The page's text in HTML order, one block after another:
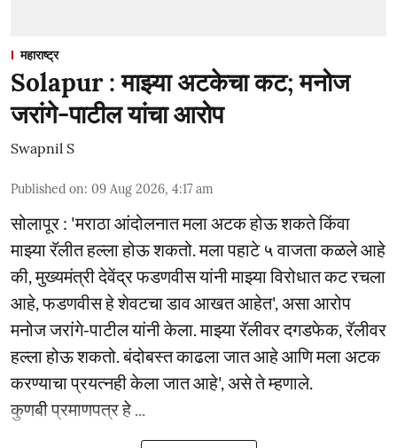
महाराष्ट्र
Solapur : माझ्या अटकेचा कट; मनोज
जरांगे-पाटील यांचा आरोप
Swapnil S
Published on: 09 Aug 2026, 4:17 am
सोलापूर : 'मराठा आंदोलनात मला अटक होऊ शकते किंवा
माझ्या रॅलीत हल्ला होऊ शकतो. मला पहाटे ५ वाजता कळले आहे
की, मुख्यमंत्री देवेंद्र फडणवीस यांनी माझ्या विरोधात कट रचला
आहे, फडणवीस हे शेवटचा डाव आखत आहेत', असा आरोप
मनोज जरांगे-पाटील यांनी केला. माझ्या रॅलीवर दगडफेक, रॅलीवर
हल्ला होऊ शकतो. बंदोबस्त काढला जात आहे आणि मला अटक
करण्याचा प्रयत्नही केला जात आहे', असे ते म्हणाले.
कुणबी प्रमाणपत्र हे ...